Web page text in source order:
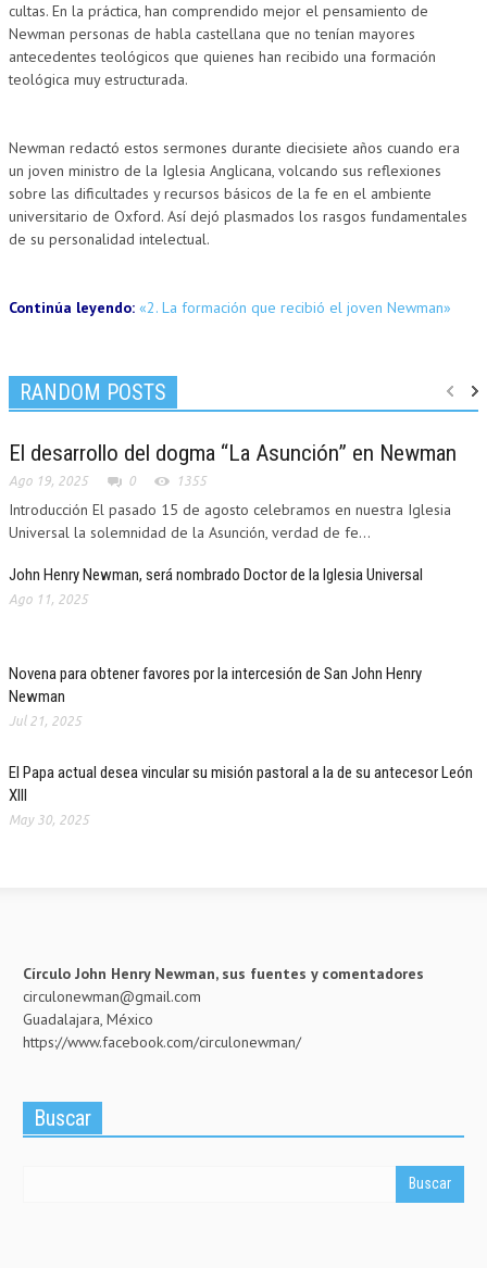
cultas. En la práctica, han comprendido mejor el pensamiento de
Newman personas de habla castellana que no tenían mayores
antecedentes teológicos que quienes han recibido una formación
teológica muy estructurada.
Newman redactó estos sermones durante diecisiete años cuando era
un joven ministro de la Iglesia Anglicana, volcando sus reflexiones
sobre las dificultades y recursos básicos de la fe en el ambiente
universitario de Oxford. Así dejó plasmados los rasgos fundamentales
de su personalidad intelectual.
Continúa leyendo: «2. La formación que recibió el joven Newman»
RANDOM POSTS
El desarrollo del dogma “La Asunción” en Newman
Ago 19, 2025 0 1355
Introducción El pasado 15 de agosto celebramos en nuestra Iglesia
Universal la solemnidad de la Asunción, verdad de fe...
John Henry Newman, será nombrado Doctor de la Iglesia Universal
Ago 11, 2025
Novena para obtener favores por la intercesión de San John Henry
Newman
Jul 21, 2025
El Papa actual desea vincular su misión pastoral a la de su antecesor León
XIII
May 30, 2025
Círculo John Henry Newman, sus fuentes y comentadores
circulonewman@gmail.com
Guadalajara, México
https://www.facebook.com/circulonewman/
Buscar